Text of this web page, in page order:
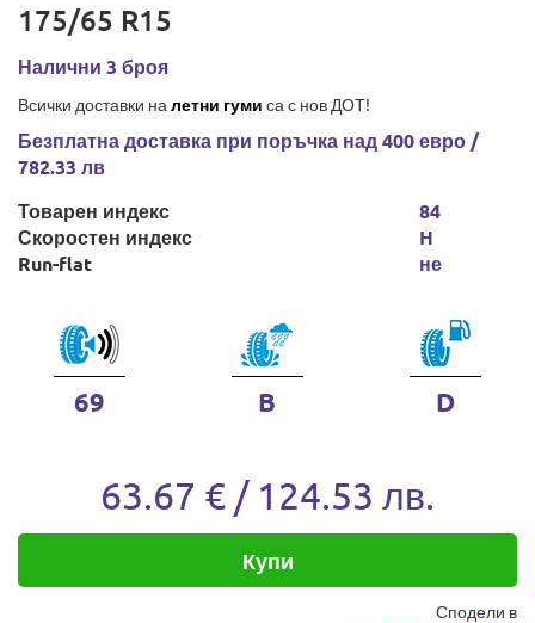
175/65 R15
Налични 3 броя
Всички доставки на летни гуми са с нов ДОТ!
Безплатна доставка при поръчка над 400 евро /
782.33 лв
Товарен индекс
Скоростен индекс
Run-flat
84
H
не
69 B D
63.67 € / 124.53 лв.
Купи
Сподели в